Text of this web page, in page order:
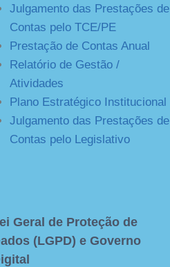
Julgamento das Prestações de
Contas pelo TCE/PE
Prestação de Contas Anual
Relatório de Gestão /
Atividades
Plano Estratégico Institucional
Julgamento das Prestações de
Contas pelo Legislativo
Geral de Proteção de
(LGPD) e Governo